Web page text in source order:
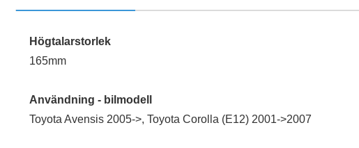
Högtalarstorlek
165mm
Användning - bilmodell
Toyota Avensis 2005->, Toyota Corolla (E12) 2001->2007